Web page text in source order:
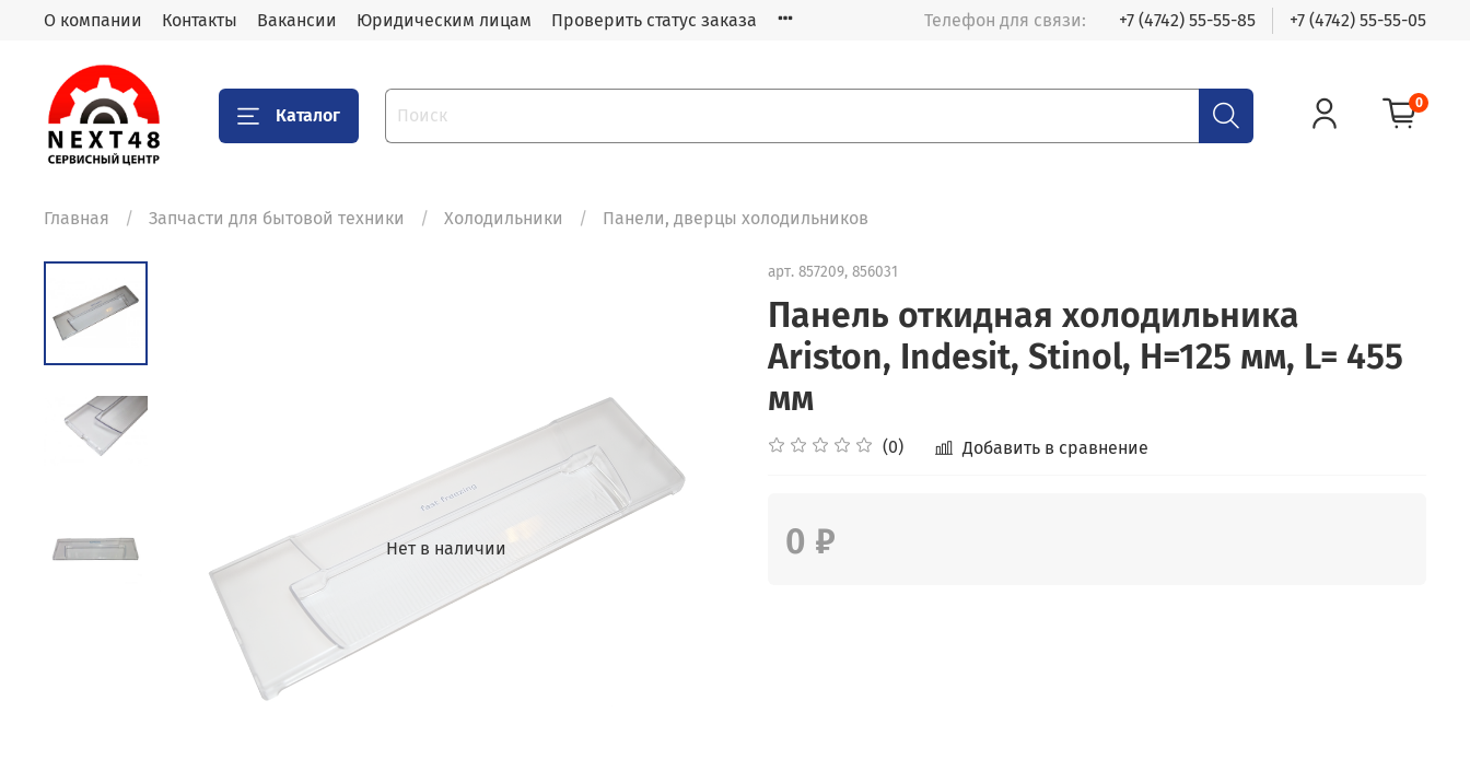
О компании Контакты Вакансии Юридическим лицам Проверить статус заказа Телефон для связи: +7 (4742) 55-55-85 +7 (4742) 55-55-05
Каталог
0
Главная Запчасти для бытовой техники Холодильники Панели, дверцы холодильников
Нет в наличии
арт. 857209, 856031
Панель откидная холодильника
Ariston, Indesit, Stinol, H=125 мм, L= 455
мм
(0) Добавить в сравнение
0 ₽